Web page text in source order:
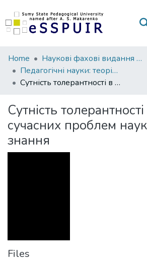
Communities
&
Collections
Statistics
Home
Наукові фахові видання СумДПУ
Педагогічні науки: теорія, історія, інноваційні технології
Сутність толерантності в контексті сучасних проблем наукового знання
Сутність
сучасних проблем
знання
Files